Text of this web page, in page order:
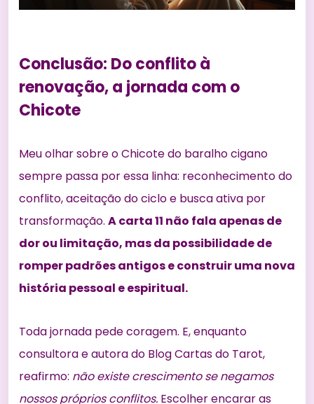
Conclusão: Do conflito à
renovação, a jornada com o
Chicote
Meu olhar sobre o Chicote do baralho cigano
sempre passa por essa linha: reconhecimento do
conflito, aceitação do ciclo e busca ativa por
transformação. A carta 11 não fala apenas de
dor ou limitação, mas da possibilidade de
romper padrões antigos e construir uma nova
história pessoal e espiritual.
Toda jornada pede coragem. E, enquanto
consultora e autora do Blog Cartas do Tarot,
reafirmo: não existe crescimento se negamos
nossos próprios conflitos. Escolher encarar as